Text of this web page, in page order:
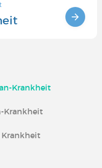
Krankheit
Krankheit